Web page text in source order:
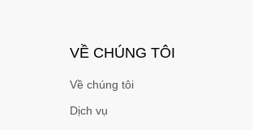
VỀ CHÚNG TÔI
Về chúng tôi
Dịch vụ